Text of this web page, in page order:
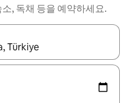
, 독채 등을 예약하세요.
를 사용하거나 터치 또는 스와이